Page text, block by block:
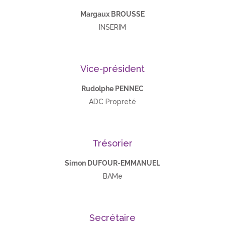
Margaux BROUSSE
INSERIM
Vice-président
Rudolphe PENNEC
ADC Propreté
Trésorier
Simon DUFOUR-EMMANUEL
BAMe
Secrétaire